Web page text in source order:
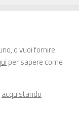
o vuoi fornire
per sapere come
acquistando